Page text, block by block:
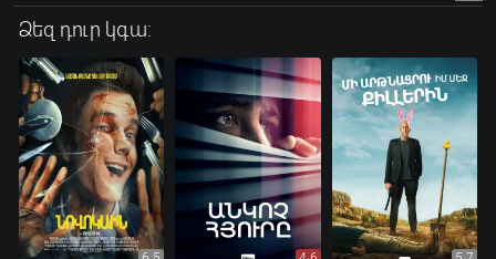
Ձեզ դուր կգա: